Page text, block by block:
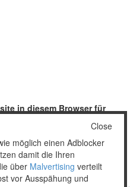
in diesem Browser für
Close
möglich einen Adblocker
damit die Ihren
über Malvertising verteilt
vor Ausspähung und